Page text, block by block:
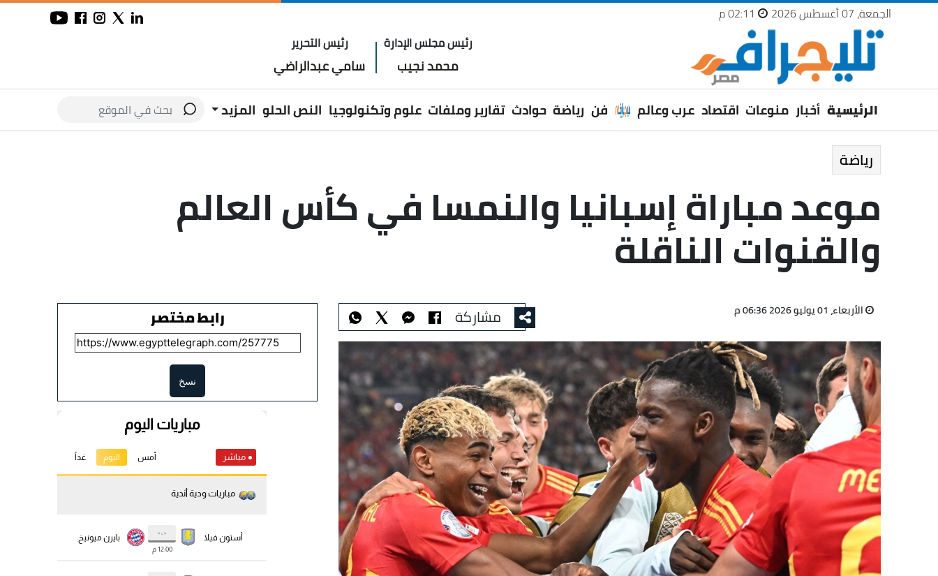
الجمعة، 07 أغسطس 2026
رئيس مجلس الإدارة
محمد نجيب
رئيس التحرير
سامي عبدالراضي
الرئيسية أخبار منوعات اقتصاد عرب وعالم فن رياضة حوادث تقارير وملفات علوم وتكنولوجيا النص الحلو المزيد
رياضة
موعد مباراة إسبانيا والنمسا في كأس العالم
والقنوات الناقلة
الأربعاء، 01 يوليو 2026 06:36 م مشاركة رابط مختصر
نسخ